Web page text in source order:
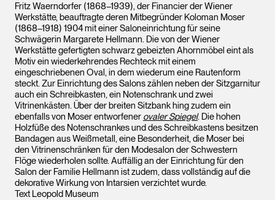
Fritz Waerndorfer (1868–1939), der Financier der Wiener
Werkstätte, beauftragte deren Mitbegründer Koloman Moser
(1868–1918) 1904 mit einer Saloneinrichtung für seine
Schwägerin Margarete Hellmann. Die von der Wiener
Werkstätte gefertigten schwarz gebeizten Ahornmöbel eint als
Motiv ein wiederkehrendes Rechteck mit einem
eingeschriebenen Oval, in dem wiederum eine Rautenform
steckt. Zur Einrichtung des Salons zählen neben der Sitzgarnitur
auch ein Schreibkasten, ein Notenschrank und zwei
Vitrinenkästen. Über der breiten Sitzbank hing zudem ein
ebenfalls von Moser entworfener ovaler Spiegel. Die hohen
Holzfüße des Notenschrankes und des Schreibkastens besitzen
Bandagen aus Weißmetall, eine Besonderheit, die Moser bei
den Vitrinenschränken für den Modesalon der Schwestern
Flöge wiederholen sollte. Auffällig an der Einrichtung für den
Salon der Familie Hellmann ist zudem, dass vollständig auf die
dekorative Wirkung von Intarsien verzichtet wurde.
Text Leopold Museum